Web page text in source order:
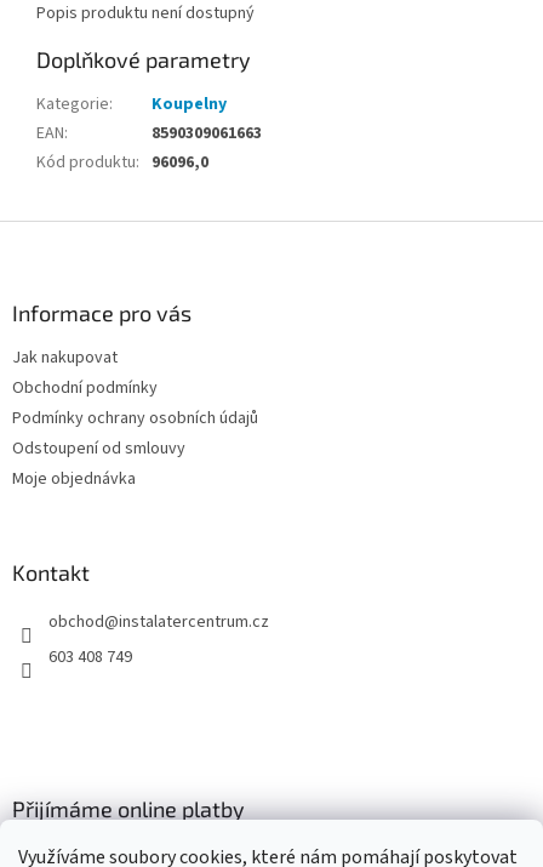
Využíváme soubory cookies, které nám pomáhají poskytovat
Popis produktu není dostupný
Doplňkové parametry
Kategorie:
Koupelny
EAN:
8590309061663
Kód produktu: 96096,0
Informace pro vás
Jak nakupovat
Obchodní podmínky
Podmínky ochrany osobních údajů
Odstoupení od smlouvy
Moje objednávka
Kontakt
obchod@instalatercentrum.cz
603 408 749
Přijímáme online platby